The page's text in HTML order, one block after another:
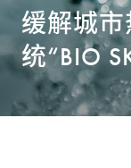
缓解城
统“BIO